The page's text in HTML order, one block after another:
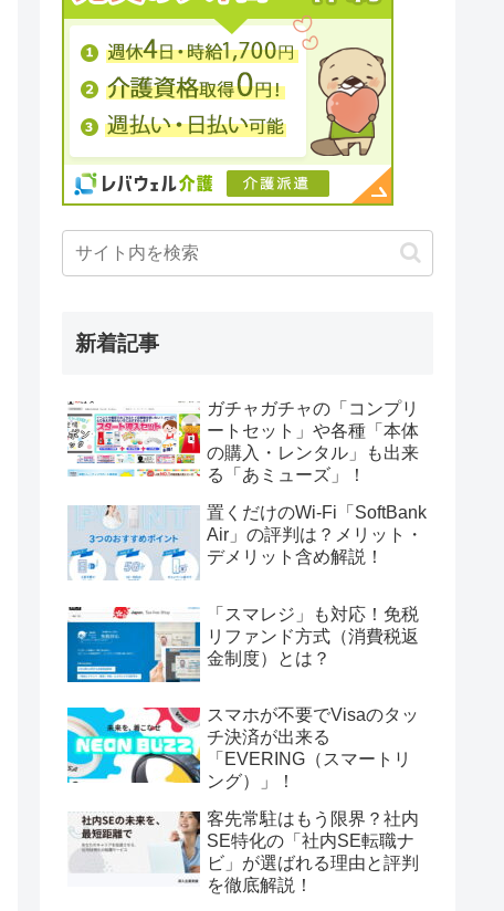
新着記事
ガチャガチャの「コンプリ
ートセット」や各種「本体
の購入・レンタル」も出来
る「あミューズ」！
置くだけのWi-Fi「SoftBank
Air」の評判は？メリット・
デメリット含め解説！
「スマレジ」も対応！免税
リファンド方式（消費税返
金制度）とは？
スマホが不要でVisaのタッ
チ決済が出来る
「EVERING（スマートリ
ング）」！
客先常駐はもう限界？社内
SE特化の「社内SE転職ナ
ビ」が選ばれる理由と評判
を徹底解説！